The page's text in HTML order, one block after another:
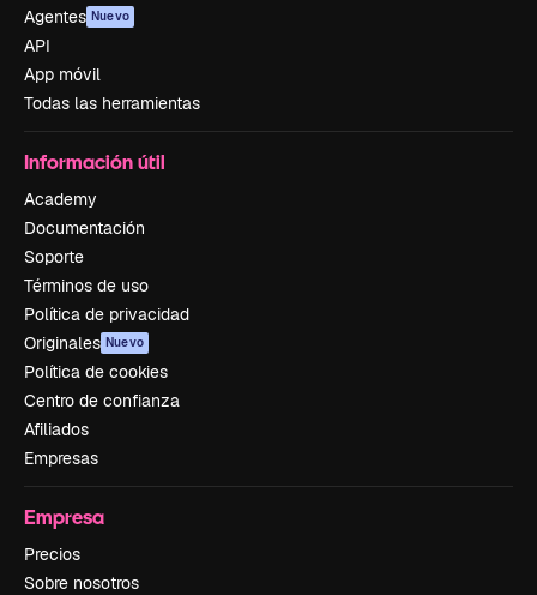
Agentes Nuevo
API
App móvil
Todas las herramientas
Información útil
Academy
Documentación
Soporte
Términos de uso
Política de privacidad
Originales Nuevo
Política de cookies
Centro de confianza
Afiliados
Empresas
Empresa
Precios
Sobre nosotros